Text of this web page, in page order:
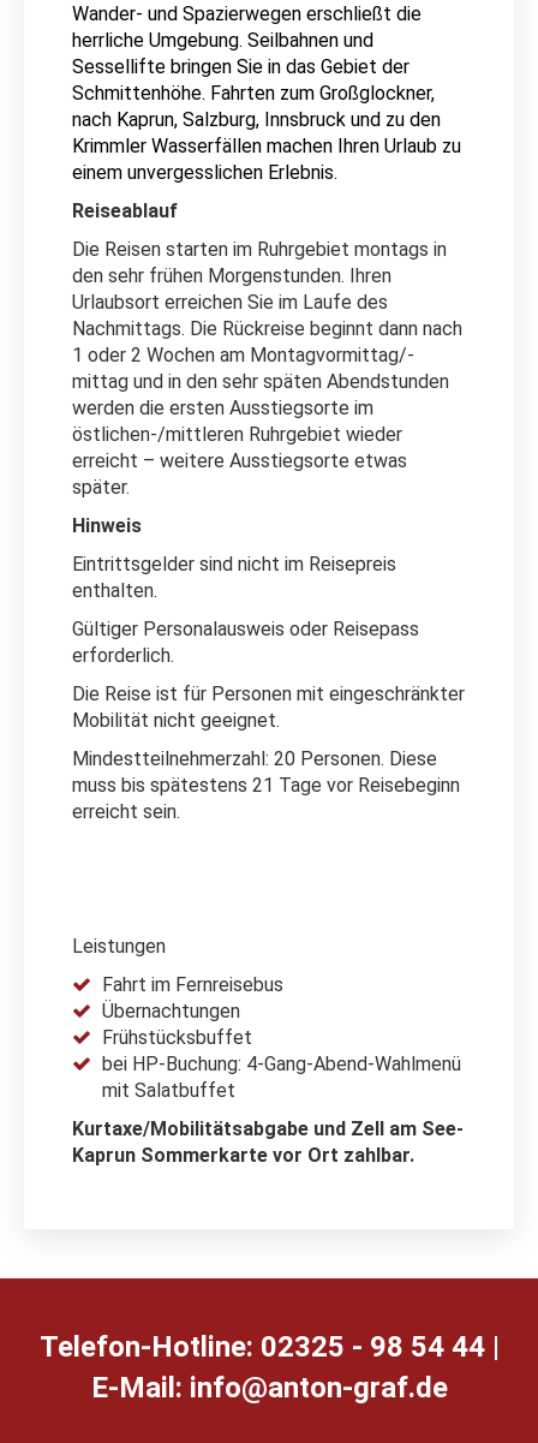
Wander- und Spazierwegen erschließt die
herrliche Umgebung. Seilbahnen und
Sessellifte bringen Sie in das Gebiet der
Schmittenhöhe. Fahrten zum Großglockner,
nach Kaprun, Salzburg, Innsbruck und zu den
Krimmler Wasserfällen machen Ihren Urlaub zu
einem unvergesslichen Erlebnis.
Reiseablauf
Die Reisen starten im Ruhrgebiet montags in
den sehr frühen Morgenstunden. Ihren
Urlaubsort erreichen Sie im Laufe des
Nachmittags. Die Rückreise beginnt dann nach
1 oder 2 Wochen am Montagvormittag/-
mittag und in den sehr späten Abendstunden
werden die ersten Ausstiegsorte im
östlichen-/mittleren Ruhrgebiet wieder
erreicht – weitere Ausstiegsorte etwas
später.
Hinweis
Eintrittsgelder sind nicht im Reisepreis
enthalten.
Gültiger Personalausweis oder Reisepass
erforderlich.
Die Reise ist für Personen mit eingeschränkter
Mobilität nicht geeignet.
Mindestteilnehmerzahl: 20 Personen. Diese
muss bis spätestens 21 Tage vor Reisebeginn
erreicht sein.
Leistungen
Fahrt im Fernreisebus
Übernachtungen
Frühstücksbuffet
bei HP-Buchung: 4-Gang-Abend-Wahlmenü
mit Salatbuffet
Kurtaxe/Mobilitätsabgabe und Zell am See-
Kaprun Sommerkarte vor Ort zahlbar.
Telefon-Hotline: 02325 - 98 54 44 |
E-Mail: ed.farg-notna@ofni